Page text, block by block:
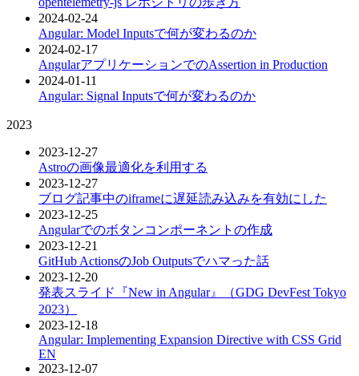
2024-02-24
Angular: Model Inputsで何が変わるのか
2024-02-17
AngularアプリケーションでのAssertion in Production
2024-01-11
Angular: Signal Inputsで何が変わるのか
2023
2023-12-27
Astroの画像最適化を利用する
2023-12-27
ブログ記事中のiframeに遅延読み込みを有効にした
2023-12-25
Angularでのボタンコンポーネントの作成
2023-12-21
GitHub ActionsのJob Outputsでハマった話
2023-12-20
発表スライド『New in Angular』（GDG DevFest Tokyo
2023）
2023-12-18
Angular: Implementing Expansion Directive with CSS Grid
EN
2023-12-07